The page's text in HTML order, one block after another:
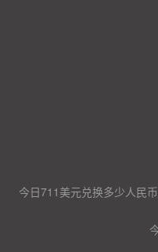
今日711美元兑换多少人民